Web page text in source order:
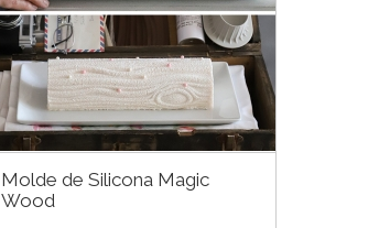
Molde de Silicona Magic
Wood